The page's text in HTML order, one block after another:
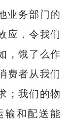
业务部门的
应，令我们
，饿了么作
费者从我们
；我们的物
输和配送能